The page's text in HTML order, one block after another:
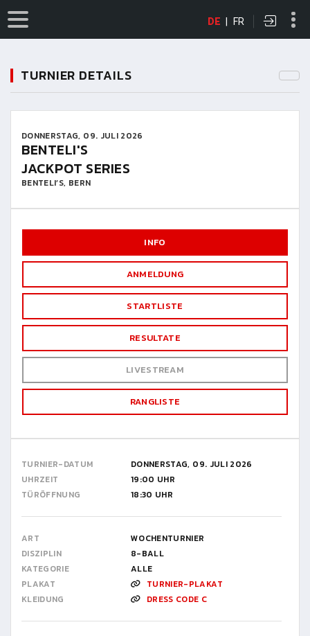
DE | FR
TURNIER DETAILS
DONNERSTAG, 09. JULI 2026
BENTELI'S
JACKPOT SERIES
BENTELI’S, BERN
INFO
ANMELDUNG
STARTLISTE
RESULTATE
LIVESTREAM
RANGLISTE
TURNIER-DATUM
DONNERSTAG, 09. JULI 2026
UHRZEIT
19:00 UHR
TÜRÖFFNUNG
18:30 UHR
ART
WOCHENTURNIER
DISZIPLIN
8-BALL
KATEGORIE
ALLE
PLAKAT
TURNIER-PLAKAT
KLEIDUNG
DRESS CODE C